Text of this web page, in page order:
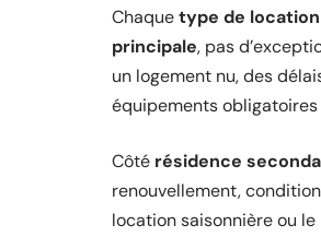
Chaquetype de location
principale, pas
un logement nu, des
équipements obligatoires
Côté résidence
renouvellement,
location saisonnière ou